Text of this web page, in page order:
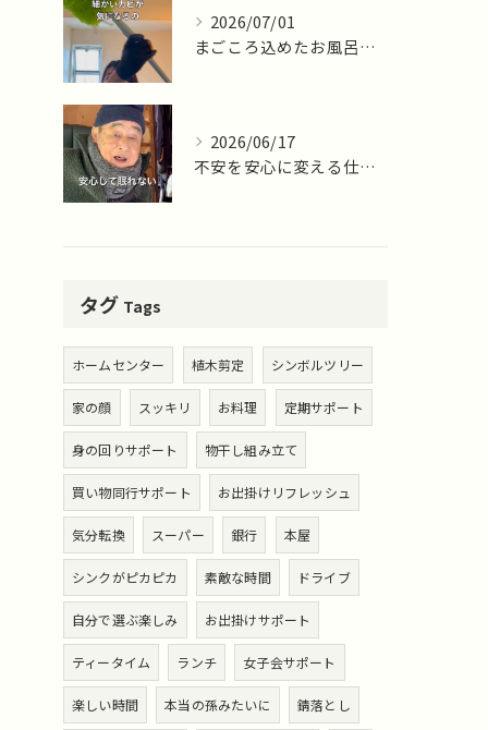
2026/07/01
まごころ込めたお風呂掃除ならまごころサポート藤沢十色店
2026/06/17
不安を安心に変える仕事。
タグ Tags
ホームセンター 植木剪定 シンボルツリー
家の顔 スッキリ お料理 定期サポート
身の回りサポート 物干し組み立て
買い物同行サポート お出掛けリフレッシュ
気分転換 スーパー 銀行 本屋
シンクがピカピカ 素敵な時間 ドライブ
自分で選ぶ楽しみ お出掛けサポート
ティータイム ランチ 女子会サポート
楽しい時間 本当の孫みたいに 錆落とし